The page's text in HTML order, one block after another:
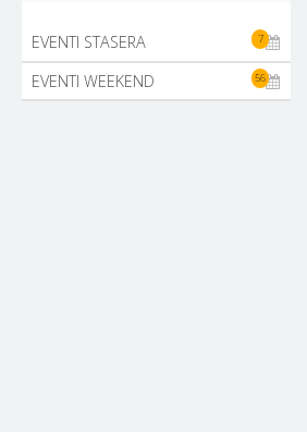
EVENTI STASERA 7
EVENTI WEEKEND 56